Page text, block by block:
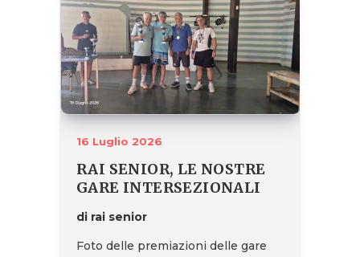
16 Luglio 2026
RAI SENIOR, LE NOSTRE
GARE INTERSEZIONALI
di rai senior
Foto delle premiazioni delle gare